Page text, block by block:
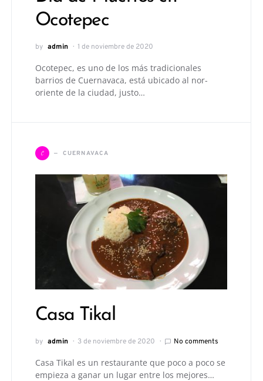
Ocotepec
by admin 1 de noviembre de 2020
Ocotepec, es uno de los más tradicionales
barrios de Cuernavaca, está ubicado al nor-
oriente de la ciudad, justo…
C CUERNAVACA
Casa Tikal
by admin 3 de noviembre de 2020 No comments
Casa Tikal es un restaurante que poco a poco se
empieza a ganar un lugar entre los mejores…